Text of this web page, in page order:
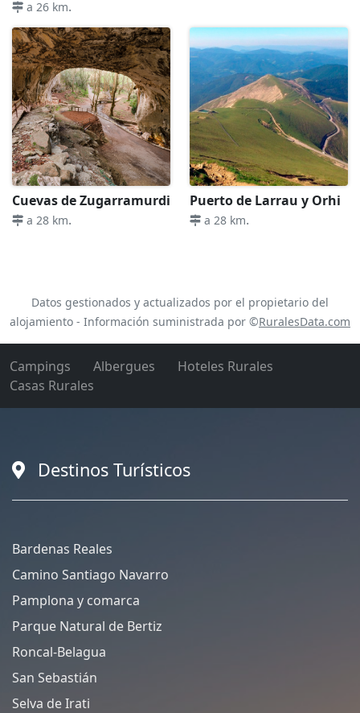
a 26 km.
Cuevas de Zugarramurdi
a 28 km.
Puerto de Larrau y Orhi
a 28 km.
Datos gestionados y actualizados por el propietario del
alojamiento - Información suministrada por ©RuralesData.com
Campings Albergues
Hoteles Rurales
Casas Rurales
Destinos Turísticos
Bardenas Reales
Camino Santiago Navarro
Pamplona y comarca
Parque Natural de Bertiz
Roncal-Belagua
San Sebastián
Selva de Irati